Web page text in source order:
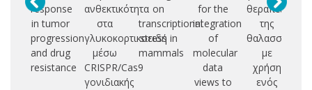
response
in tumor
progression
and drug
resistance
ανθεκτικότητα
στα
γλυκοκορτικοειδή
μέσω
CRISPR/Cas9
γονιδιακής
on
transcriptional
stress in
mammals
for the
integration
of
molecular
data
views to
θεραπεία
της
θαλασσαιμίας
με
χρήση
ενός